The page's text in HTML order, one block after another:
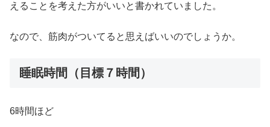
えることを考えた方がいいと書かれていました。
なので、筋肉がついてると思えばいいのでしょうか。
睡眠時間（目標７時間）
6時間ほど